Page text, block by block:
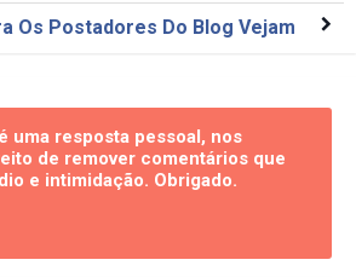
Os Postadores Do Blog Vejam
uma resposta pessoal, nos
de remover comentários que
e intimidação. Obrigado.